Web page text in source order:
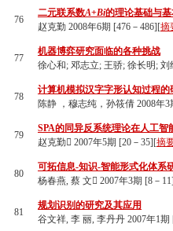
76
二元联系数A+Bi的理论基础与
赵克勤 2008年6期 [476－486][摘
77
机器博弈研究面临的各种挑战
徐心和; 邓志立; 王骄; 徐长明;
78
计算机模拟汉字字形认知过程的
陈静 ，穆志纯，孙筱倩 2008年3
79
SPA的同异反系统理论在人工智
赵克勤 2007年5期 [20－35][摘
80
可拓信息-知识-智能形式化体系
杨春燕, 蔡 文 2007年3期 [8－
81
规划识别的研究及其应用
谷文祥, 李 丽, 李丹丹 2007年1期